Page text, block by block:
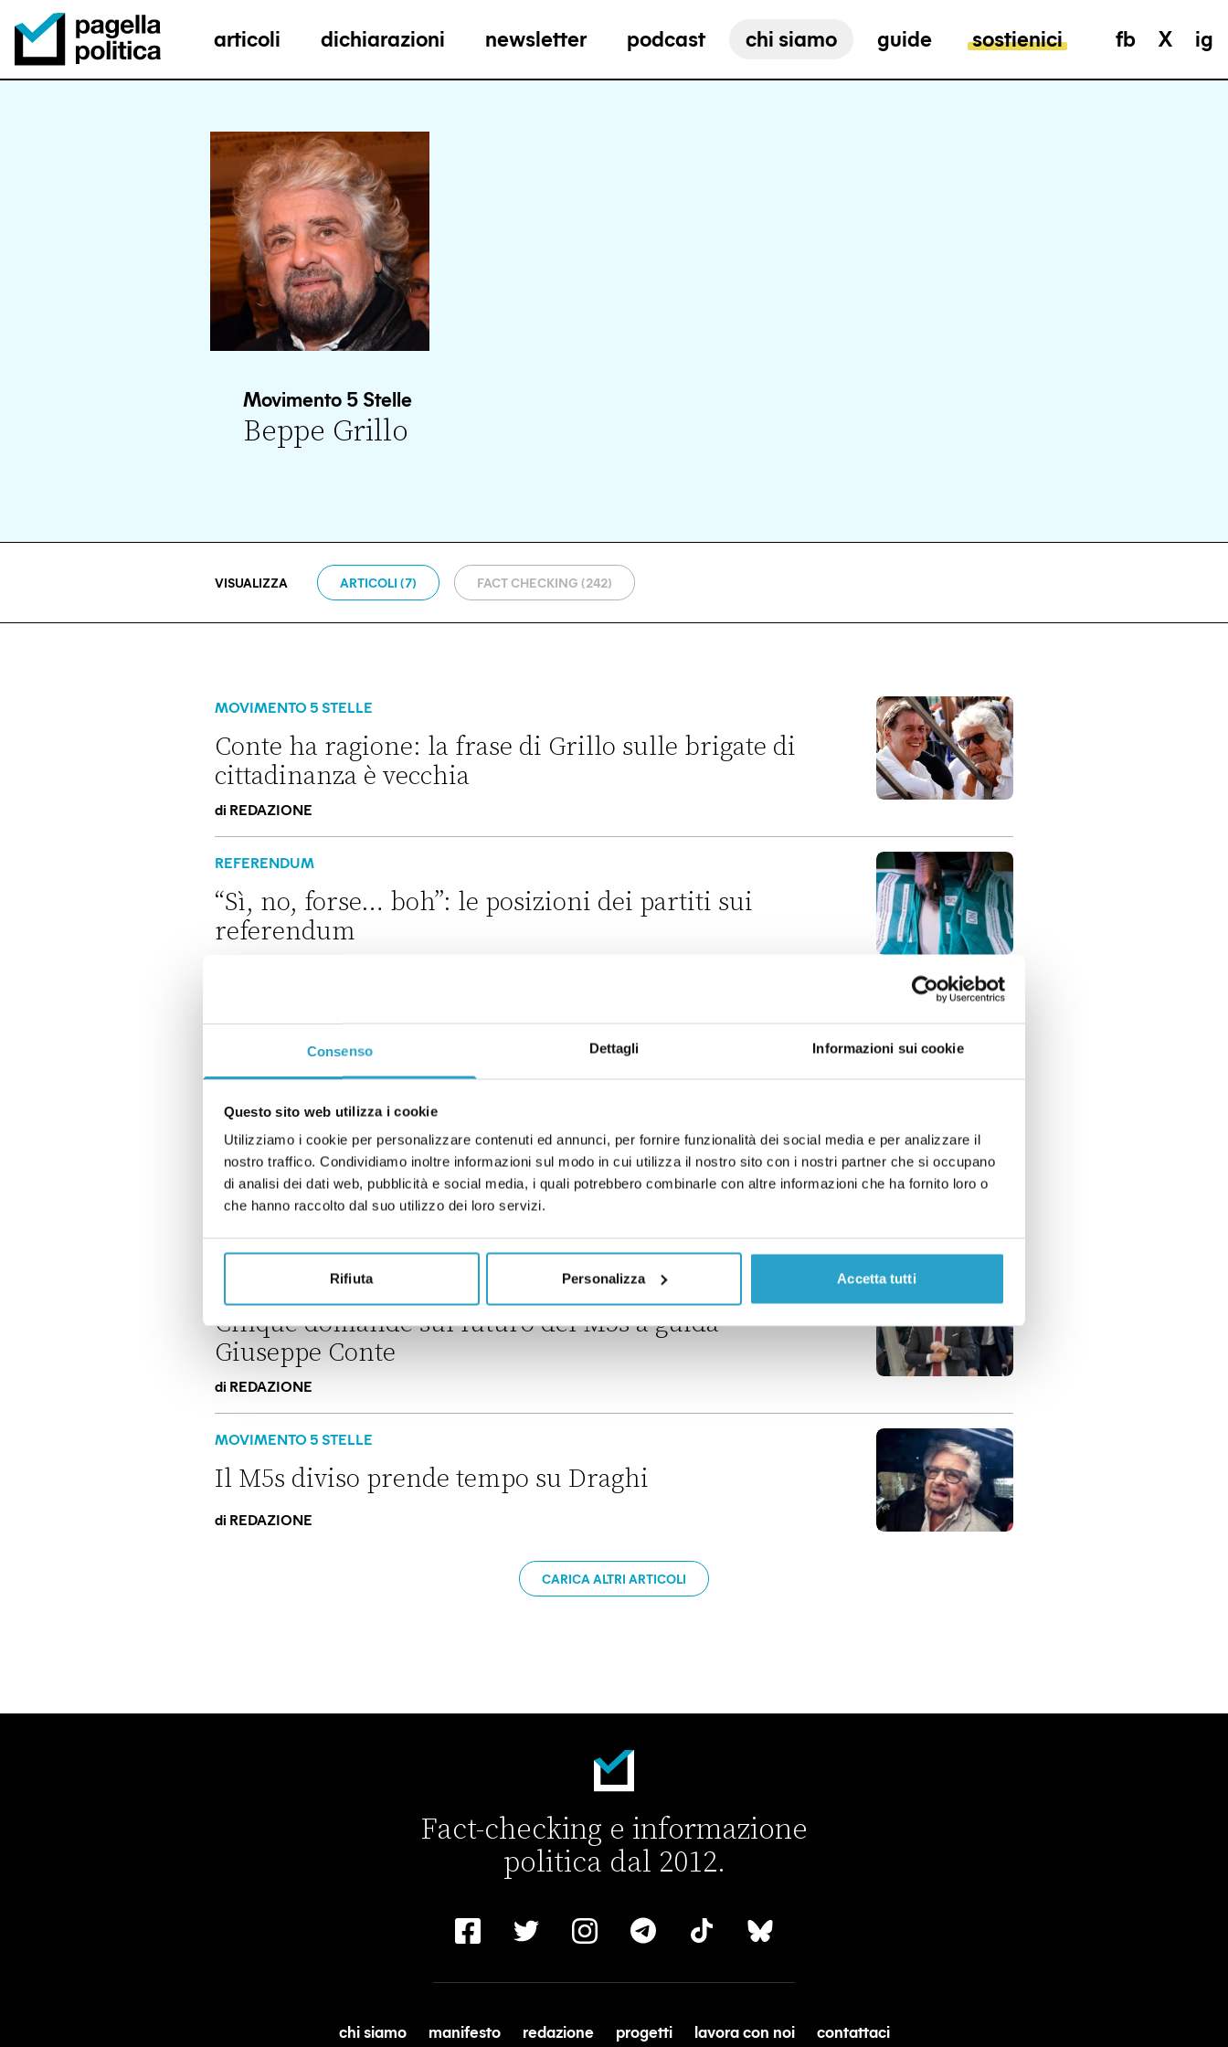
Consenso Dettagli Informazioni sui cookie
Questo sito web utilizza i cookie
Utilizziamo i cookie per personalizzare contenuti ed annunci, per fornire funzionalità dei social media e per analizzare il
nostro traffico. Condividiamo inoltre informazioni sul modo in cui utilizza il nostro sito con i nostri partner che si occupano
di analisi dei dati web, pubblicità e social media, i quali potrebbero combinarle con altre informazioni che ha fornito loro o
che hanno raccolto dal suo utilizzo dei loro servizi.
Rifiuta Personalizza Accetta tutti
Pagella Politica Logo
articoli dichiarazioni newsletter podcast chi siamo guide sostienici fb X ig
Movimento 5 Stelle
Beppe Grillo
VISUALIZZA ARTICOLI (7) FACT CHECKING (242)
MOVIMENTO 5 STELLE
Conte ha ragione: la frase di Grillo sulle brigate di
cittadinanza è vecchia
di REDAZIONE
REFERENDUM
“Sì, no, forse… boh”: le posizioni dei partiti sui
referendum
Che ruolo avrà Grillo nel nuovo M5s di Conte?
Che ruolo avrà Grillo nel nuovo M5s di Conte?
MOVIMENTO 5 STELLE
Addio Rousseau: la faticosa rifondazione del M5s
MOVIMENTO 5 STELLE
Cinque domande sul futuro del M5s a guida
Giuseppe Conte
di REDAZIONE
MOVIMENTO 5 STELLE
Il M5s diviso prende tempo su Draghi
di REDAZIONE
CARICA ALTRI ARTICOLI
Fact-checking e informazione
politica dal 2012.
chi siamo manifesto redazione progetti lavora con noi contattaci